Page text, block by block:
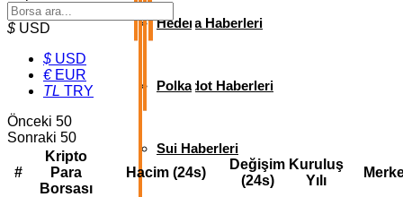
Hedera Haberleri
Polkadot Haberleri
Sui Haberleri
$ USD
$ USD
€EUR
TL TRY
Önceki 50
Sonraki 50
#
Kripto
Para
Borsası
Hacim (24s)
Değişim
(24s)
Kuruluş
Yılı